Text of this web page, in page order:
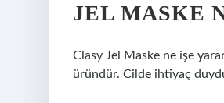
JEL MASKE
Clasy Jel Maske ne işe
üründür. Cilde ihtiyaç